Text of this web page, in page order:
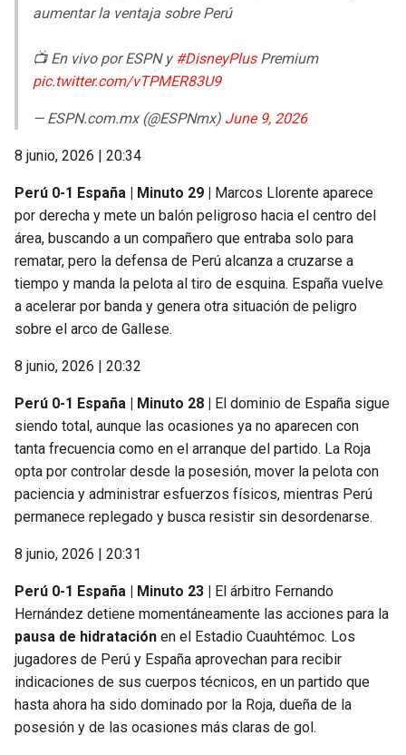
aumentar la ventaja sobre Perú
📺 En vivo por ESPN y#DisneyPlusPremium
pic.twitter.com/vTPMER83U9
— ESPN.com.mx (@ESPNmx) June 9, 2026
8 junio, 2026 | 20:34
Perú 0-1 España | Minuto 29 |
Marcos Llorente aparece
por derecha y mete un balón peligroso hacia el centro del
área, buscando a un compañero que entraba solo para
rematar, pero la defensa de Perú alcanza a cruzarse a
tiempo y manda la pelota al tiro de esquina. España vuelve
a acelerar por banda y genera otra situación de peligro
sobre el arco de Gallese.
8 junio, 2026 | 20:32
Perú 0-1 España | Minuto 28 |
El dominio de España sigue
siendo total, aunque las ocasiones ya no aparecen con
tanta frecuencia como en el arranque del partido. La Roja
opta por controlar desde la posesión, mover la pelota con
paciencia y administrar esfuerzos físicos, mientras Perú
permanece replegado y busca resistir sin desordenarse.
8 junio, 2026 | 20:31
Perú 0-1 España | Minuto 23 |
El árbitro Fernando
Hernández detiene momentáneamente las acciones para la
pausa de hidratación en el Estadio Cuauhtémoc. Los
jugadores de Perú y España aprovechan para recibir
indicaciones de sus cuerpos técnicos, en un partido que
hasta ahora ha sido dominado por la Roja, dueña de la
posesión y de las ocasiones más claras de gol.